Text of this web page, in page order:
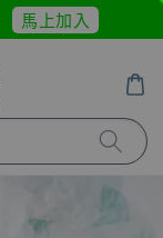
馬上加入